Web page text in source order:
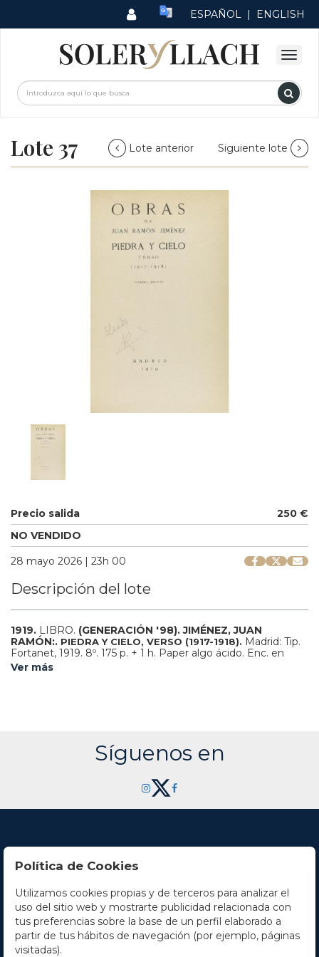
ESPAÑOL | ENGLISH
Lote 37 Lote anterior Siguiente lote
Precio salida
250 €
NO VENDIDO
28 mayo 2026 | 23h 00
Descripción del lote
1919. LIBRO. (GENERACIÓN '98).JIMÉNEZ, JUAN
RAMÓN:. PIEDRA Y CIELO, VERSO (1917-1918). Madrid: Tip.
Fortanet, 1919. 8º. 175 p. + 1 h. Paper algo ácido. Enc. en
media piel, nervios, lomera descolorida, conserva las
Ver más
Síguenos en
Contacto
Horario
La empresa
Política de Cookies
Utilizamos cookies propias y de terceros para analizar el
uso del sitio web y mostrarte publicidad relacionada con
tus preferencias sobre la base de un perfil elaborado a
partir de tus hábitos de navegación (por ejemplo, páginas
visitadas).